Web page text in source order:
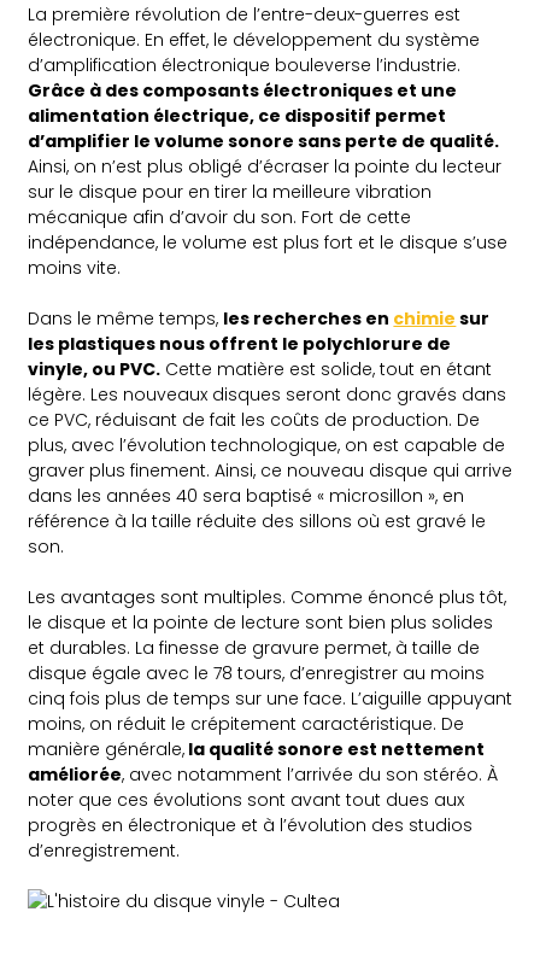
La première révolution de l’entre-deux-guerres est
électronique. En effet, le développement du système
d’amplification électronique bouleverse l’industrie.
Grâce à des composants électroniques et une
alimentation électrique, ce dispositif permet
d’amplifier le volume sonore sans perte de qualité.
Ainsi, on n’est plus obligé d’écraser la pointe du lecteur
sur le disque pour en tirer la meilleure vibration
mécanique afin d’avoir du son. Fort de cette
indépendance, le volume est plus fort et le disque s’use
moins vite.
Dans le même temps, les recherches en chimie sur
les plastiques nous offrent le polychlorure de
vinyle, ou PVC. Cette matière est solide, tout en étant
légère. Les nouveaux disques seront donc gravés dans
ce PVC, réduisant de fait les coûts de production. De
plus, avec l’évolution technologique, on est capable de
graver plus finement. Ainsi, ce nouveau disque qui arrive
dans les années 40 sera baptisé « microsillon », en
référence à la taille réduite des sillons où est gravé le
son.
Les avantages sont multiples. Comme énoncé plus tôt,
le disque et la pointe de lecture sont bien plus solides
et durables. La finesse de gravure permet, à taille de
disque égale avec le 78 tours, d’enregistrer au moins
cinq fois plus de temps sur une face. L’aiguille appuyant
moins, on réduit le crépitement caractéristique. De
manière générale, la qualité sonore est nettement
améliorée, avec notamment l’arrivée du son stéréo. À
noter que ces évolutions sont avant tout dues aux
progrès en électronique et à l’évolution des studios
d’enregistrement.